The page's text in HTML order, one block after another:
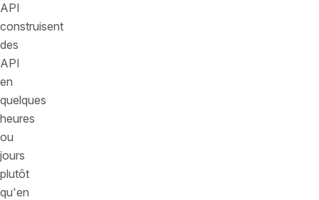
API
construisent
des
API
en
quelques
heures
ou
jours
plutôt
qu'en